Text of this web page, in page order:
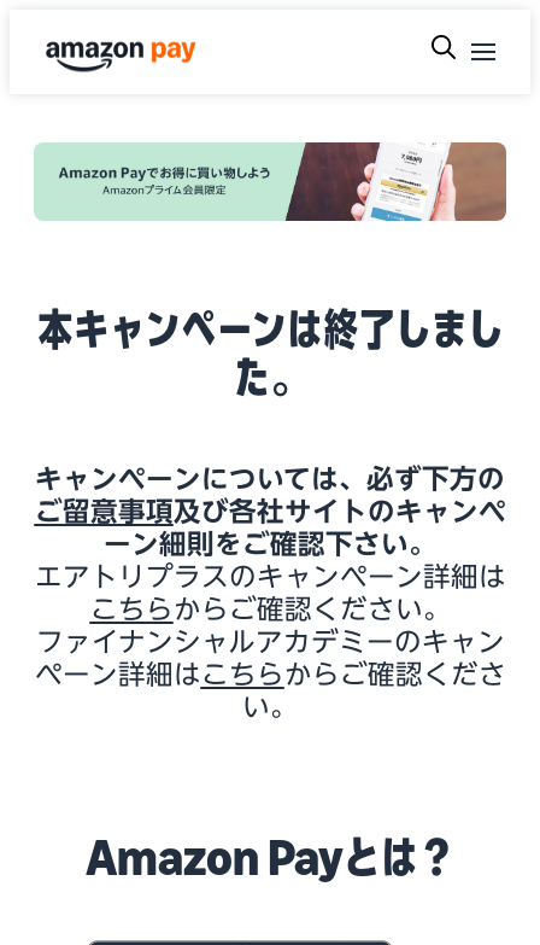
本キャンペーンは終了しまし
た。
キャンペーンについては、必ず下方の
ご留意事項及び各社サイトのキャンペ
ーン細則をご確認下さい。
エアトリプラスのキャンペーン詳細は
こちら からご確認ください。
ファイナンシャルアカデミーのキャン
ペーン詳細はこちら からご確認くださ
い。
Amazon Payとは？